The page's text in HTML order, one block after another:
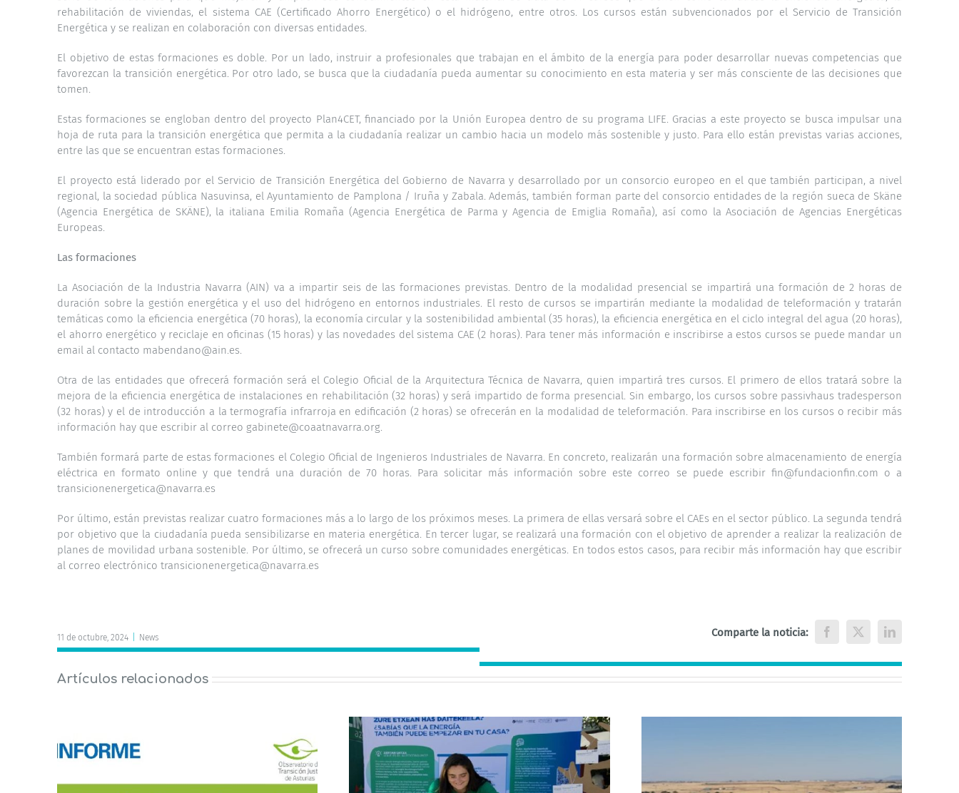
rehabilitación de viviendas, el sistema CAE (Certificado Ahorro Energético) o el hidrógeno, entre otros. Los cursos están subvencionados por el Servicio de Transición
Energética y se realizan en colaboración con diversas entidades.
El objetivo de estas formaciones es doble. Por un lado, instruir a profesionales que trabajan en el ámbito de la energía para poder desarrollar nuevas competencias que
favorezcan la transición energética. Por otro lado, se busca que la ciudadanía pueda aumentar su conocimiento en esta materia y ser más consciente de las decisiones que
tomen.
Estas formaciones se engloban dentro del proyecto Plan4CET, financiado por la Unión Europea dentro de su programa LIFE. Gracias a este proyecto se busca impulsar una
hoja de ruta para la transición energética que permita a la ciudadanía realizar un cambio hacia un modelo más sostenible y justo. Para ello están previstas varias acciones,
entre las que se encuentran estas formaciones.
El proyecto está liderado por el Servicio de Transición Energética del Gobierno de Navarra y desarrollado por un consorcio europeo en el que también participan, a nivel
regional, la sociedad pública Nasuvinsa, el Ayuntamiento de Pamplona / Iruña y Zabala. Además, también forman parte del consorcio entidades de la región sueca de Skäne
(Agencia Energética de SKÄNE), la italiana Emilia Romaña (Agencia Energética de Parma y Agencia de Emiglia Romaña), así como la Asociación de Agencias Energéticas
Europeas.
Las formaciones
La Asociación de la Industria Navarra (AIN) va a impartir seis de las formaciones previstas. Dentro de la modalidad presencial se impartirá una formación de 2 horas de
duración sobre la gestión energética y el uso del hidrógeno en entornos industriales. El resto de cursos se impartirán mediante la modalidad de teleformación y tratarán
temáticas como la eficiencia energética (70 horas), la economía circular y la sostenibilidad ambiental (35 horas), la eficiencia energética en el ciclo integral del agua (20 horas),
el ahorro energético y reciclaje en oficinas (15 horas) y las novedades del sistema CAE (2 horas). Para tener más información e inscribirse a estos cursos se puede mandar un
email al contacto mabendano@ain.es.
Otra de las entidades que ofrecerá formación será el Colegio Oficial de la Arquitectura Técnica de Navarra, quien impartirá tres cursos. El primero de ellos tratará sobre la
mejora de la eficiencia energética de instalaciones en rehabilitación (32 horas) y será impartido de forma presencial. Sin embargo, los cursos sobre passivhaus tradesperson
(32 horas) y el de introducción a la termografía infrarroja en edificación (2 horas) se ofrecerán en la modalidad de teleformación. Para inscribirse en los cursos o recibir más
información hay que escribir al correo gabinete@coaatnavarra.org.
También formará parte de estas formaciones el Colegio Oficial de Ingenieros Industriales de Navarra. En concreto, realizarán una formación sobre almacenamiento de energía
eléctrica en formato online y que tendrá una duración de 70 horas. Para solicitar más información sobre este correo se puede escribir fin@fundacionfin.com o a
transicionenergetica@navarra.es
Por último, están previstas realizar cuatro formaciones más a lo largo de los próximos meses. La primera de ellas versará sobre el CAEs en el sector público. La segunda tendrá
por objetivo que la ciudadanía pueda sensibilizarse en materia energética. En tercer lugar, se realizará una formación con el objetivo de aprender a realizar la realización de
planes de movilidad urbana sostenible. Por último, se ofrecerá un curso sobre comunidades energéticas. En todos estos casos, para recibir más información hay que escribir
al correo electrónico transicionenergetica@navarra.es
11 de octubre, 2024 News Comparte la noticia: Facebook
X LinkedIn
Artículos relacionados